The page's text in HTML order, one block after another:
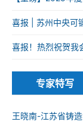
秀科技工作者、优
喜报 | 苏州中央可
喜报！热烈祝贺我
2025年度资源循环
专家特写
王晓南-江苏省铸